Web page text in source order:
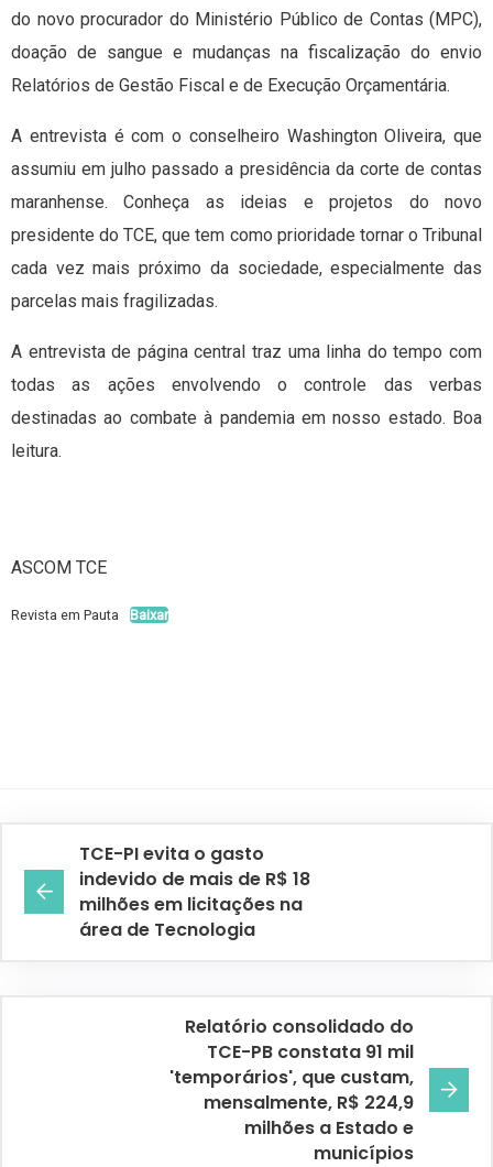
do novo procurador do Ministério Público de Contas (MPC),
doação de sangue e mudanças na fiscalização do envio
Relatórios de Gestão Fiscal e de Execução Orçamentária.
A entrevista é com o conselheiro Washington Oliveira, que
assumiu em julho passado a presidência da corte de contas
maranhense. Conheça as ideias e projetos do novo
presidente do TCE, que tem como prioridade tornar o Tribunal
cada vez mais próximo da sociedade, especialmente das
parcelas mais fragilizadas.
A entrevista de página central traz uma linha do tempo com
todas as ações envolvendo o controle das verbas
destinadas ao combate à pandemia em nosso estado. Boa
leitura.
ASCOM TCE
Revista em Pauta Baixar
TCE-PI evita o gasto
indevido de mais de R$ 18
milhões em licitações na
área de Tecnologia
Relatório consolidado do
TCE-PB constata 91 mil
'temporários', que custam,
mensalmente, R$ 224,9
milhões a Estado e
municípios